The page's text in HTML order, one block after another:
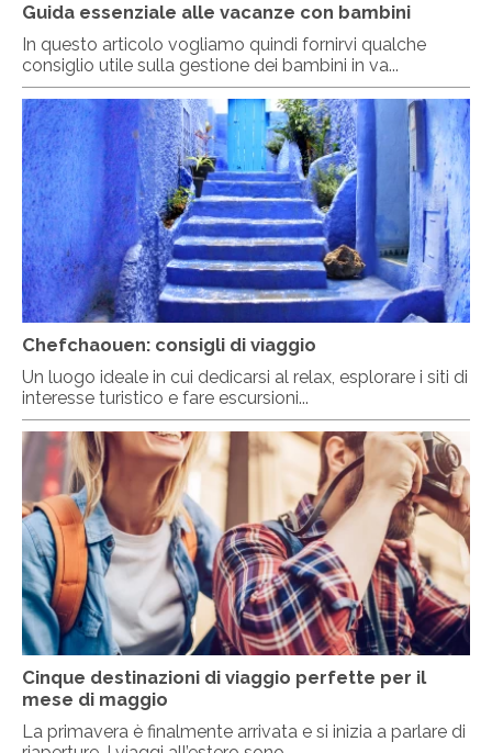
Guida essenziale alle vacanze con bambini
In questo articolo vogliamo quindi fornirvi qualche
consiglio utile sulla gestione dei bambini in va...
Chefchaouen: consigli di viaggio
Un luogo ideale in cui dedicarsi al relax, esplorare i siti di
interesse turistico e fare escursioni...
Cinque destinazioni di viaggio perfette per il
mese di maggio
La primavera è finalmente arrivata e si inizia a parlare di